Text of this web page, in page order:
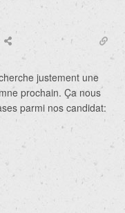
justement une
prochain. Ça nous
parmi nos candidat: